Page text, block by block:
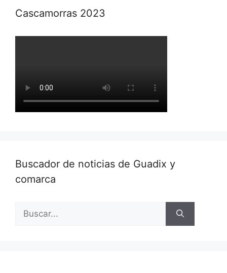
Cascamorras 2023
Buscador de noticias de Guadix y
comarca